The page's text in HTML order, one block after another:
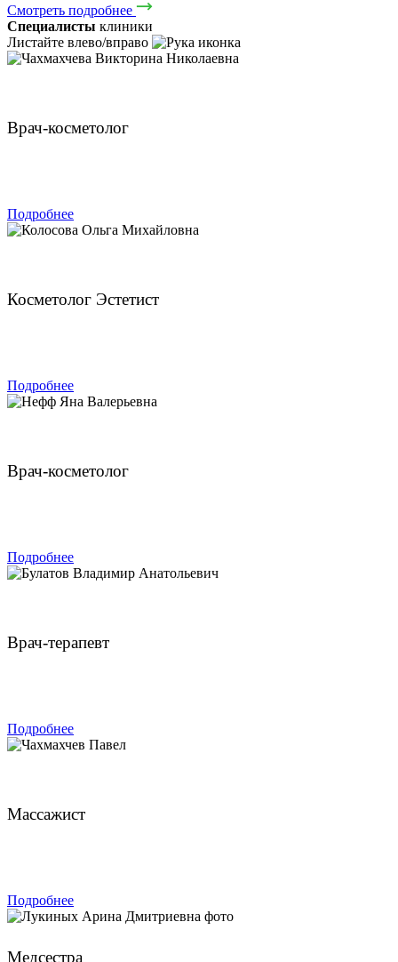
Смотреть подробнее
Специалисты клиники
Листайте влево/вправо
Врач-косметолог
Подробнее
Косметолог Эстетист
Подробнее
Врач-косметолог
Подробнее
Врач-терапевт
Подробнее
Массажист
Подробнее
Медсестра